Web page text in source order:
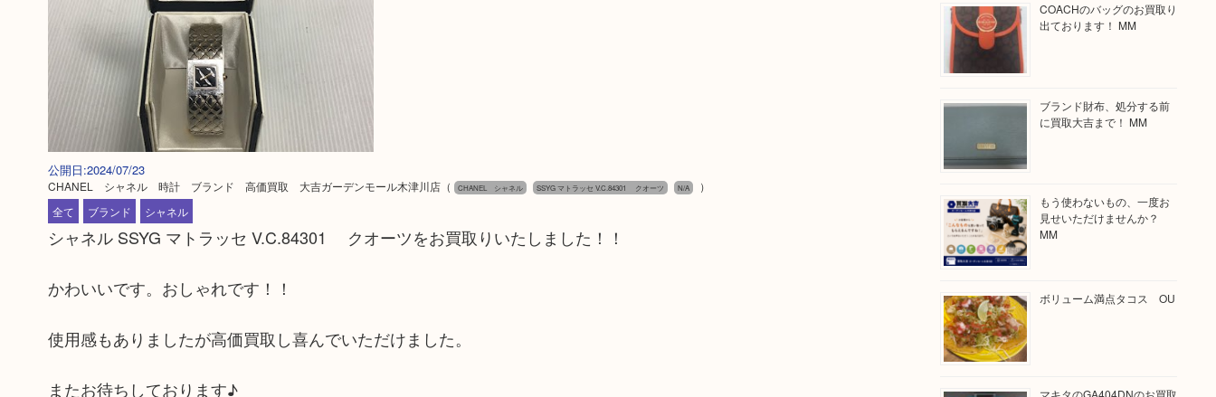
公開日:2024/07/23
CHANEL シャネル 時計 ブランド 高価買取 大吉ガーデンモール木津川店（ CHANEL シャネル SSYG マトラッセ V.C.84301 クオーツ N/A
）
全て
ブランド シャネル
シャネル SSYG マトラッセ V.C.84301 クオーツをお買取りいたしました！！
かわいいです。おしゃれです！！
使用感もありましたが高価買取し喜んでいただけました。
またお待ちしております♪
COACHのバッグのお買取り
出ております！ MM
ブランド財布、処分する前
に買取大吉まで！ MM
もう使わないもの、一度お
見せいただけませんか？
MM
ボリューム満点タコス OU